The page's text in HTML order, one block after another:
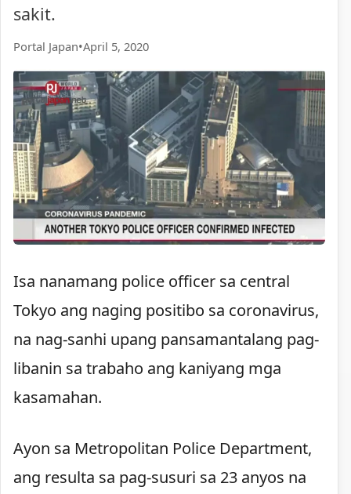
sakit.
Portal Japan•April 5, 2020
Isa nanamang police officer sa central
Tokyo ang naging positibo sa coronavirus,
na nag-sanhi upang pansamantalang pag-
libanin sa trabaho ang kaniyang mga
kasamahan.
Ayon sa Metropolitan Police Department,
ang resulta sa pag-susuri sa 23 anyos na